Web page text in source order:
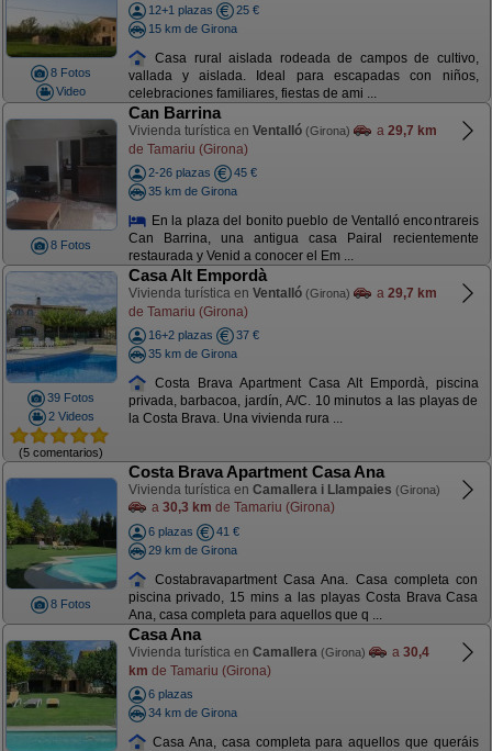
8 Fotos
Video
12+1 plazas
25 €
15 km de Girona
Casa rural aislada rodeada de campos de cultivo,
vallada y aislada. Ideal para escapadas con niños,
celebraciones familiares, fiestas de ami ...
8 Fotos
Can Barrina
Vivienda turística en Ventalló (Girona) a 29,7 km
de Tamariu (Girona)
2-26 plazas
45 €
35 km de Girona
En la plaza del bonito pueblo de Ventalló encontrareis
Can Barrina, una antigua casa Pairal recientemente
restaurada y Venid a conocer el Em ...
39 Fotos
2 Videos
(5 comentarios)
Casa Alt Empordà
Vivienda turística en Ventalló (Girona) a 29,7 km
de Tamariu (Girona)
16+2 plazas
37 €
35 km de Girona
Costa Brava Apartment Casa Alt Empordà, piscina
privada, barbacoa, jardín, A/C. 10 minutos a las playas de
la Costa Brava. Una vivienda rura ...
8 Fotos
Costa Brava Apartment Casa Ana
Vivienda turística en Camallera i Llampaies (Girona)
a 30,3 km de Tamariu (Girona)
6 plazas
41 €
29 km de Girona
Costabravapartment Casa Ana. Casa completa con
piscina privado, 15 mins a las playas Costa Brava Casa
Ana, casa completa para aquellos que q ...
Casa Ana
Vivienda turística en Camallera (Girona) a 30,4
km de Tamariu (Girona)
6 plazas
34 km de Girona
Casa Ana, casa completa para aquellos que queráis